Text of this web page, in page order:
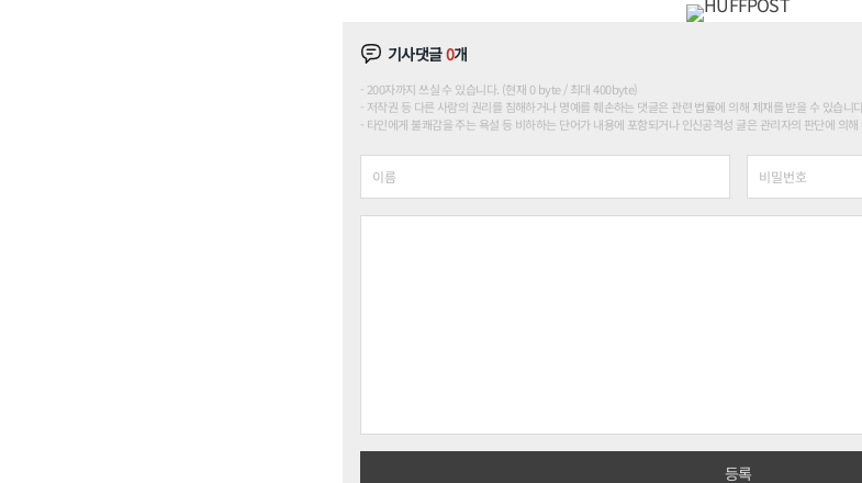
기사댓글0개
200자까지 쓰실 수 있습니다. (현재 0 byte / 최대 400byte)
저작권 등 다른 사람의 권리를 침해하거나 명예를 훼손하는 댓글은 관련 법률에 의해 제재를 받을 수 있습니
타인에게 불쾌감을 주는 욕설 등 비하하는 단어가 내용에 포함되거나 인신공격성 글은 관리자의 판단에 의해